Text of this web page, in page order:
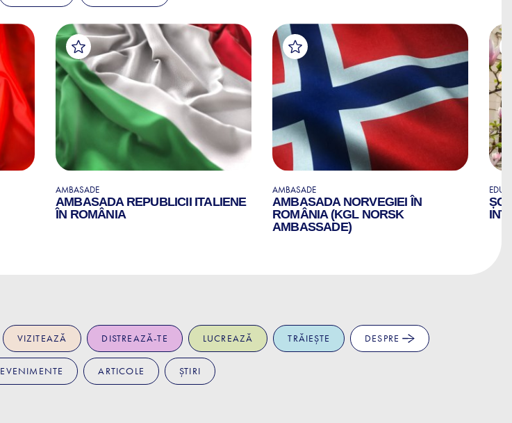
AMBASADE
AMBASADA REPUBLICII ITALIENE
ÎN ROMÂNIA
AMBASADE
AMBASADA NORVEGIEI ÎN
ROMÂNIA (KGL NORSK
AMBASSADE)
VIZITEAZĂ DISTREAZĂ-TE LUCREAZĂ TRĂIEȘTE DESPRE
EVENIMENTE ARTICOLE ȘTIRI